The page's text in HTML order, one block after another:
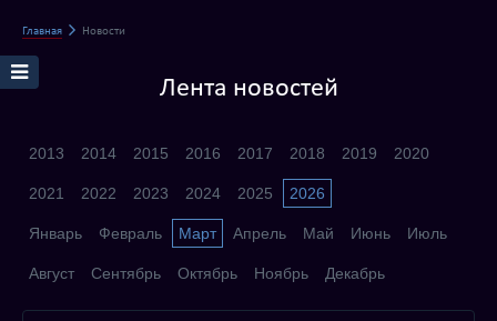
Главная Новости
Лента новостей
2013 2014 2015 2016 2017 2018 2019 2020
2021 2022 2023 2024 2025 2026
Январь Февраль Март Апрель Май Июнь Июль
Август Сентябрь Октябрь Ноябрь Декабрь